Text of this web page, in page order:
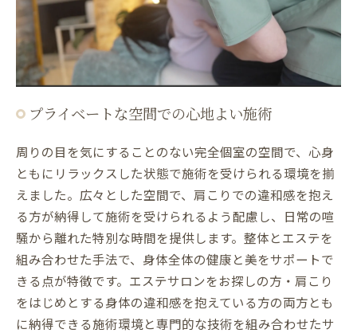
プライベートな空間での心地よい施術
周りの目を気にすることのない完全個室の空間で、心身
ともにリラックスした状態で施術を受けられる環境を揃
えました。広々とした空間で、肩こりでの違和感を抱え
る方が納得して施術を受けられるよう配慮し、日常の喧
騒から離れた特別な時間を提供します。整体とエステを
組み合わせた手法で、身体全体の健康と美をサポートで
きる点が特徴です。エステサロンをお探しの方・肩こり
をはじめとする身体の違和感を抱えている方の両方とも
に納得できる施術環境と専門的な技術を組み合わせたサ